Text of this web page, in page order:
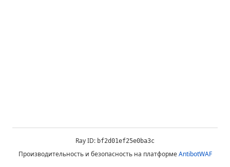
Ray ID: bf2d01ef25e0ba3c
Производительность и безопасность на платформеAntibotWAF